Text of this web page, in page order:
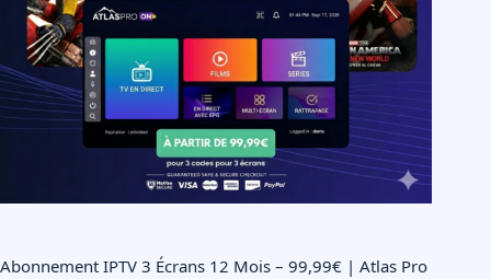
Abonnement IPTV 3 Écrans 12 Mois – 99,99€ | Atlas Pro